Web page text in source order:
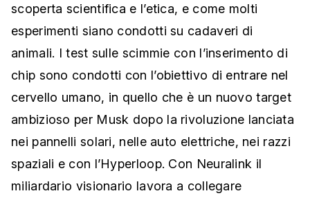
scoperta scientifica e l’etica, e come molti
esperimenti siano condotti su cadaveri di
animali. I test sulle scimmie con l’inserimento di
chip sono condotti con l’obiettivo di entrare nel
cervello umano, in quello che è un nuovo target
ambizioso per Musk dopo la rivoluzione lanciata
nei pannelli solari, nelle auto elettriche, nei razzi
spaziali e con l’Hyperloop. Con Neuralink il
miliardario visionario lavora a collegare